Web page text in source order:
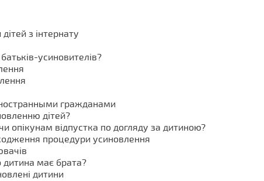
з інтернату
усиновителів?
гражданами
дітей?
опікунам відпустка по догляду за дитиною?
процедури усиновлення
має брата?
дитини